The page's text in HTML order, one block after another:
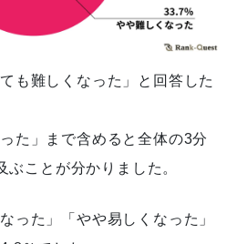
も難しくなった」と回答した
た」まで含めると全体の3分
ことが分かりました。
った」「やや易しくなった」